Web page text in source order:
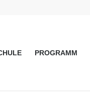
PROGRAMM